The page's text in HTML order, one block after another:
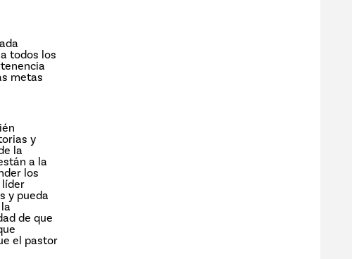
todos los
metas
y
la
a la
los
líder
y pueda
de que
el pastor